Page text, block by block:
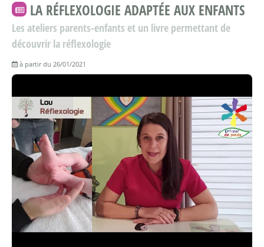
LA RÉFLEXOLOGIE ADAPTÉE AUX ENFANTS
Les ateliers parents-enfants et un livre permettant de
découvrir la réflexologie
à partir du 26/01/2021